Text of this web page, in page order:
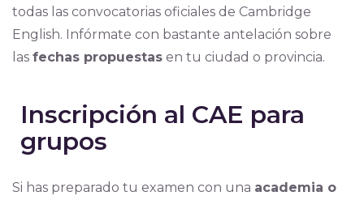
todas las convocatorias oficiales de Cambridge
English. Infórmate con bastante antelación sobre
las fechas propuestasen tu ciudad o provincia.
Inscripción al CAE para
grupos
Si has preparado tu examen con una academia o